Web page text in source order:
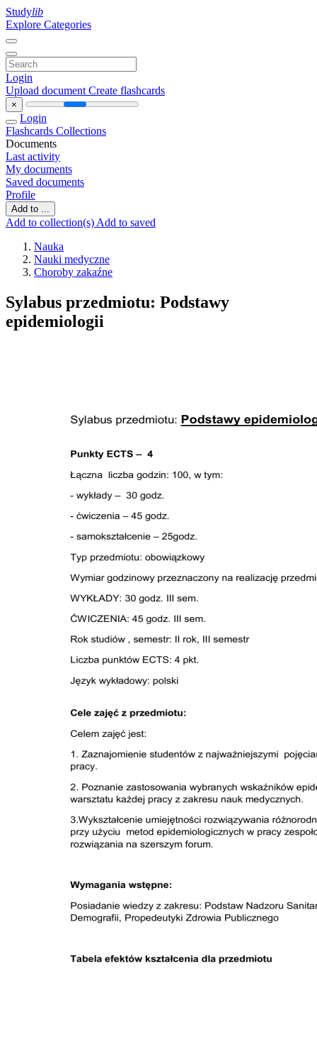
Studylib
Explore Categories
Login
Upload document Create flashcards
×
Login
Flashcards Collections
Documents
Last activity
My documents
Saved documents
Profile
Add to ...
Add to collection(s) Add to saved
Nauka
Nauki medyczne
Choroby zakaźne
Sylabus przedmiotu: Podstawy
epidemiologii